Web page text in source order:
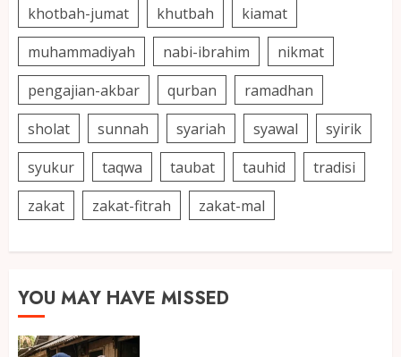
khotbah-jumat
khutbah
kiamat
muhammadiyah
nabi-ibrahim
nikmat
pengajian-akbar
qurban
ramadhan
sholat
sunnah syariah syawal
syirik
syukur
taqwa taubat tauhid
tradisi
zakat
zakat-fitrah zakat-mal
YOU MAY HAVE MISSED